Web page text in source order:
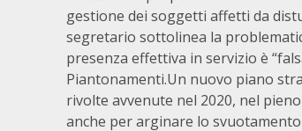
gestione dei soggetti affetti da
segretario sottolinea la
presenza effettiva in servizio è
Piantonamenti.Un nuovo piano
rivolte avvenute nel 2020, nel
anche per arginare lo